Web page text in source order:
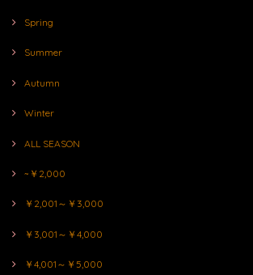
Spring
Summer
Autumn
Winter
ALL SEASON
~￥2,000
￥2,001～￥3,000
￥3,001～￥4,000
￥4,001～￥5,000